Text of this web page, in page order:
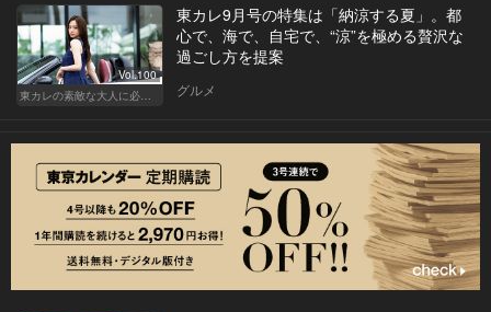
Vol.100
東カレの素敵な大人に必要なこと
東カレ9月号の特集は「納涼する夏」。都
心で、海で、自宅で、“涼”を極める贅沢な
過ごし方を提案
グルメ